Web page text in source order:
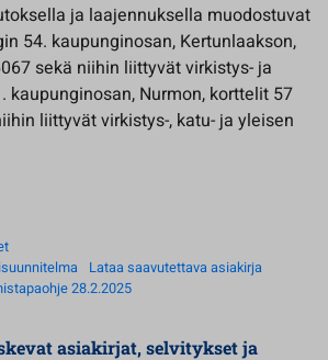
ja laajennuksella muodostuvat
54. kaupunginosan, Kertunlaakson,
sekä niihin liittyvät virkistys- ja
kaupunginosan, Nurmon, korttelit 57
liittyvät virkistys-, katu- ja yleisen
Lataa saavutettava asiakirja
28.2.2025
asiakirjat, selvitykset ja